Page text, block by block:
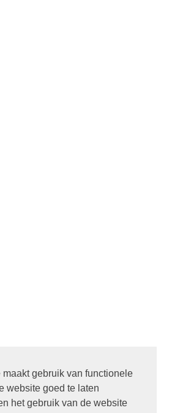
maakt gebruik van functionele
website goed te laten
het gebruik van de website